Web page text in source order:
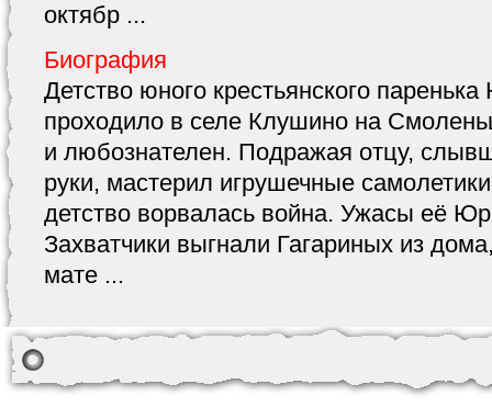
октябр ...
Биография
Детство юного крестьянского
проходило в селе Клушино на
и любознателен. Подражая отцу,
руки, мастерил игрушечные
детство ворвалась война. Ужасы её
Захватчики выгнали Гагариных из
мате ...